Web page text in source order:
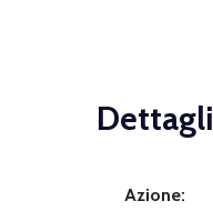
Dettagli
Azione: